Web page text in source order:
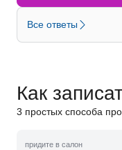
Все ответы
Как
3 простых способа
придите в салон